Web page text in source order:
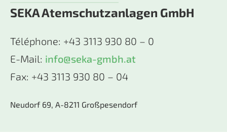
SEKA Atemschutzanlagen GmbH
Téléphone: +43 3113 930 80 – 0
E-Mail: info@seka-gmbh.at
Fax: +43 3113 930 80 – 04
Neudorf 69, A-8211 Großpesendorf